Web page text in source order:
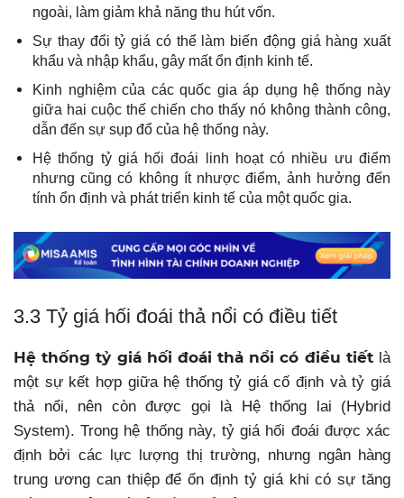
ngoài, làm giảm khả năng thu hút vốn.
Sự thay đổi tỷ giá có thể làm biến động giá hàng xuất
khẩu và nhập khẩu, gây mất ổn định kinh tế.
Kinh nghiệm của các quốc gia áp dụng hệ thống này
giữa hai cuộc thế chiến cho thấy nó không thành công,
dẫn đến sự sụp đổ của hệ thống này.
Hệ thống tỷ giá hối đoái linh hoạt có nhiều ưu điểm
nhưng cũng có không ít nhược điểm, ảnh hưởng đến
tính ổn định và phát triển kinh tế của một quốc gia.
3.3 Tỷ giá hối đoái thả nổi có điều tiết
Hệ thống tỷ giá hối đoái thả nổi có điều tiếtlà
một sự kết hợp giữa hệ thống tỷ giá cố định và tỷ giá
thả nổi, nên còn được gọi là Hệ thống lai (Hybrid
System). Trong hệ thống này, tỷ giá hối đoái được xác
định bởi các lực lượng thị trường, nhưng ngân hàng
trung ương can thiệp để ổn định tỷ giá khi có sự tăng